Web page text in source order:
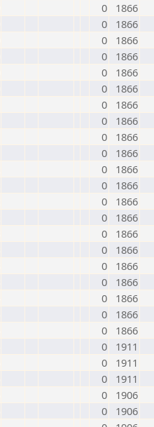
0
1866
0
1866
0
1866
0
1866
0
1866
0
1866
0
1866
0
1866
0
1866
0
1866
0
1866
0
1866
0
1866
0
1866
0
1866
0
1866
0
1866
0
1866
0
1866
0
1866
0
1866
0
1911
0
1911
0
1911
0
1906
0
1906